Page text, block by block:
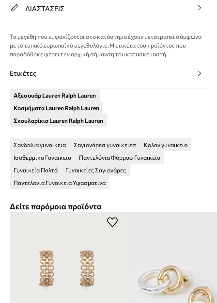
ΔΙΑΣΤΑΣΕΙΣ
Τα μεγέθη που εμφανίζονται στο κατάστημα έχουν μετατραπεί σύμφωνα
με το τυπικό ευρωπαϊκό μεγεθολόγιο. Η ετικέτα του προϊόντος που
παραδόθηκε φέρει την αρχική σήμανση του κατασκευαστή.
Ετικέτες
Αξεσουάρ Lauren Ralph Lauren
Κοσμήματα Lauren Ralph Lauren
Σκουλαρίκια Lauren Ralph Lauren
Σανδαλια γυναικεια Σαγιονάρεσ γυναικειεσ
Κολαν γυναικειο
Ισοθερμικα Γυναικεια
Παντελόνια Φόρμασ Γυναικεία
Γυναικεία Παλτά
Γυναικείες Σαγιονάρες
Παντελονια Γυναικεια Υφασματινα
Δείτε παρόμοια προϊόντα